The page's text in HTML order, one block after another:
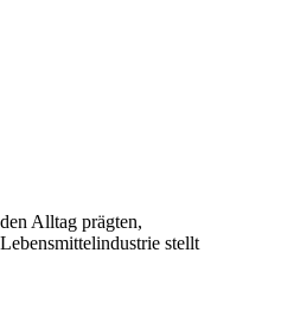
Alltag prägten,
stellt